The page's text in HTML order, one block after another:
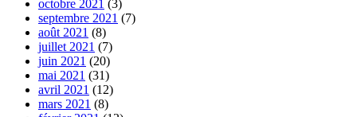
octobre 2021 (3)
septembre 2021 (7)
août 2021 (8)
juillet 2021 (7)
juin 2021 (20)
mai 2021 (31)
avril 2021 (12)
mars 2021 (8)